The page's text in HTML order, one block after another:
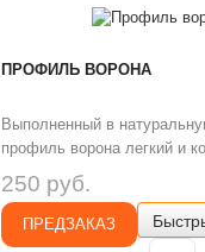
ПРОФИЛЬ ВОРОНА
Выполненный в
профиль ворона легкий и
Чучело вороны или ворона
для повышения
использованием профилей
гусей, а так же
250 руб.
ПРЕДЗАКАЗ